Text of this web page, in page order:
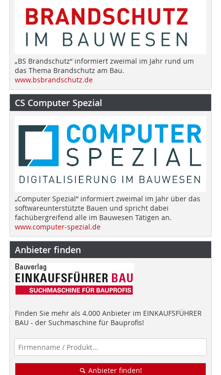
„BS Brandschutz“ informiert zweimal im Jahr rund um
das Thema Brandschutz am Bau.
www.bsbrandschutz.de
CS Computer Spezial
„Computer Spezial“ informiert zweimal im Jahr über das
softwareunterstützte Bauen und spricht dabei
fachübergreifend alle im Bauwesen Tätigen an.
www.computer-spezial.de
Anbieter finden
Finden Sie mehr als 4.000 Anbieter im EINKAUFSFÜHRER
BAU - der Suchmaschine für Bauprofis!
Anbieter finden!